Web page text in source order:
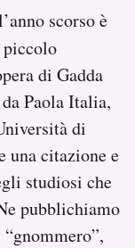
scorso è
piccolo
di Gadda
Paola Italia,
di
una citazione e
studiosi che
pubblichiamo